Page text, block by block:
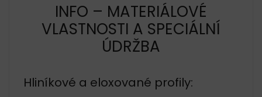
INFO – MATERIÁLOVÉ
VLASTNOSTI A SPECIÁLNÍ
ÚDRŽBA
Hliníkové a eloxované profily: